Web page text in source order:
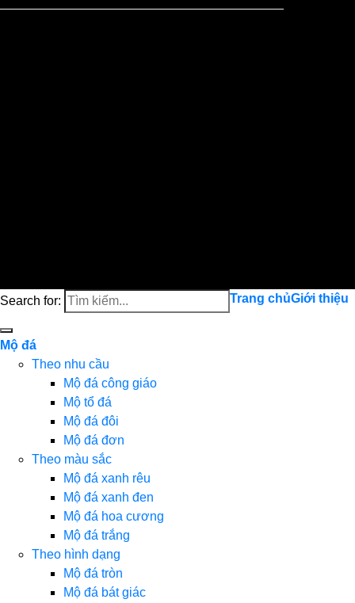
Search for: Trang chủGiới thiệu
Mộ đá
Theo nhu cầu
Mộ đá công giáo
Mộ tổ đá
Mộ đá đôi
Mộ đá đơn
Theo màu sắc
Mộ đá xanh rêu
Mộ đá xanh đen
Mộ đá hoa cương
Mộ đá trắng
Theo hình dạng
Mộ đá tròn
Mộ đá bát giác